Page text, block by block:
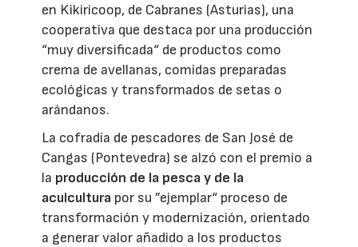
en Kikiricoop, de Cabranes (Asturias), una
cooperativa que destaca por una producción
“muy diversificada“ de productos como
crema de avellanas, comidas preparadas
ecológicas y transformados de setas o
arándanos.
La cofradía de pescadores de San José de
Cangas (Pontevedra) se alzó con el premio a
la producción de la pesca y de la
acuicultura por su ”ejemplar“ proceso de
transformación y modernización, orientado
a generar valor añadido a los productos